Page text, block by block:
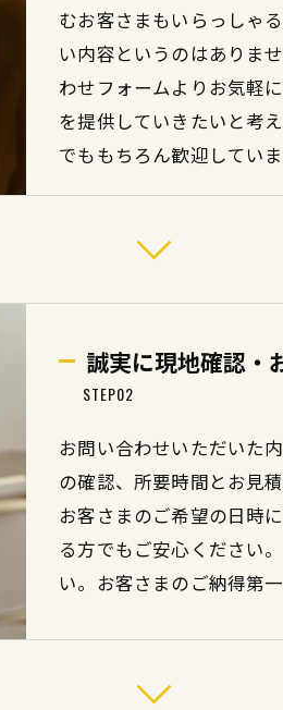
むお客さまもいらっしゃ
い内容というのはありま
わせフォームよりお気軽
を提供していきたいと考
でももちろん歓迎していま
誠実に現地確認・
STEP02
お問い合わせいただいた
の確認、所要時間とお見
お客さまのご希望の日時
る方でもご安心ください
い。お客さまのご納得第